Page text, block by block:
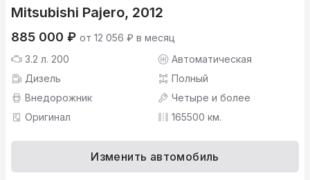
Mitsubishi Pajero, 2012
885 000 ₽ от 12 056 ₽ в месяц
3.2 л. 200
Автоматическая
Дизель
Полный
Внедорожник
Четыре и более
Оригинал
165500 км.
Изменить автомобиль